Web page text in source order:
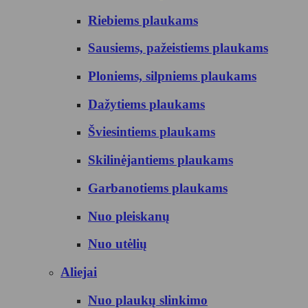
Riebiems plaukams
Sausiems, pažeistiems plaukams
Ploniems, silpniems plaukams
Dažytiems plaukams
Šviesintiems plaukams
Skilinėjantiems plaukams
Garbanotiems plaukams
Nuo pleiskanų
Nuo utėlių
Aliejai
Nuo plaukų slinkimo